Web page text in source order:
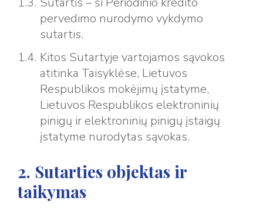
pervedimo nurodymo vykdymo
sutartis.
Kitos Sutartyje vartojamos sąvokos
atitinka Taisyklėse, Lietuvos
Respublikos mokėjimų įstatyme,
Lietuvos Respublikos elektroninių
pinigų ir elektroninių pinigų įstaigų
įstatyme nurodytas sąvokas.
2. Sutarties objektas ir
taikymas